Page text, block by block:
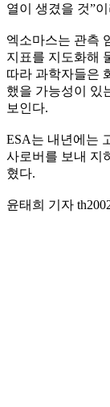
열이 생겼을 것”
엑소마스는 관측
지표를 지도화해
따라 과학자들은
했을 가능성이 있
보인다.
ESA는 내년에는
사로버를 보내 지
혔다.
윤태희 기자